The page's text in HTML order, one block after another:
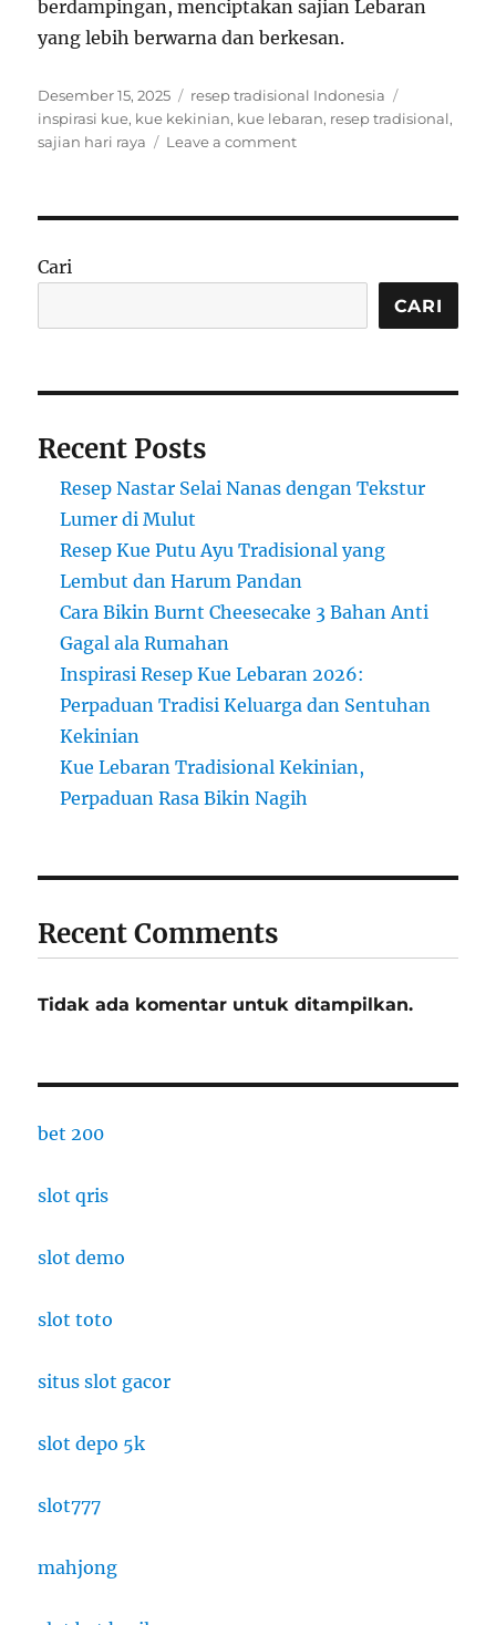
berdampingan, menciptakan sajian Lebaran
yang lebih berwarna dan berkesan.
Posted
on
Desember 15, 2025 Categories
resep tradisional Indonesia
inspirasi kue, kue kekinian, kue lebaran, resep tradisional,
sajian hari raya
Leave a commenton
Rasa
Nagih
Cari
CARI
Recent Posts
Resep Nastar Selai Nanas dengan Tekstur
Lumer di Mulut
Resep Kue Putu Ayu Tradisional yang
Lembut dan Harum Pandan
Cara Bikin Burnt Cheesecake 3 Bahan Anti
Gagal ala Rumahan
Inspirasi Resep Kue Lebaran 2026:
Perpaduan Tradisi Keluarga dan Sentuhan
Kekinian
Kue Lebaran Tradisional Kekinian,
Perpaduan Rasa Bikin Nagih
Recent Comments
Tidak ada komentar untuk ditampilkan.
bet 200
slot qris
slot demo
slot toto
situs slot gacor
slot depo 5k
slot777
mahjong